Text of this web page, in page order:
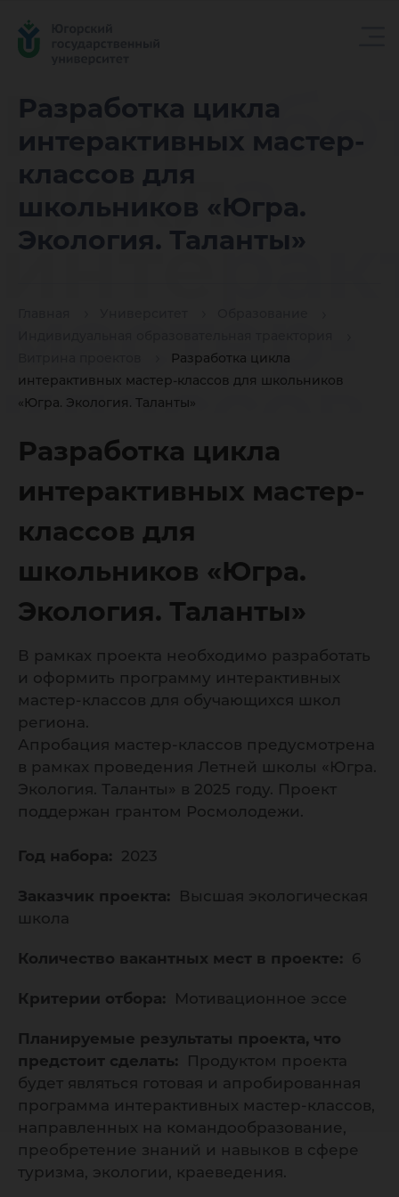
Разработка цикла
интерактивных мастер-
классов для
школьников «Югра.
Экология. Таланты»
Разработка цикла
интерактивных мастер-классов для школьников
«Югра. Экология. Таланты»
цикла
мастер-
«Югра.
Разработка цикла
интерактивных мастер-
классов для
школьников «Югра.
Экология. Таланты»
В рамках проекта необходимо разработать
и оформить программу интерактивных
мастер-классов для обучающихся школ
региона.
Апробация мастер-классов предусмотрена
в рамках проведения Летней школы «Югра.
Экология. Таланты» в 2025 году. Проект
поддержан грантом Росмолодежи.
Год набора: 2023
Заказчик проекта:
Высшая экологическая
школа
Количество вакантных мест в проекте: 6
Критерии отбора: Мотивационное эссе
Планируемые результаты проекта, что
предстоит сделать:
Продуктом проекта
будет являться готовая и апробированная
программа интерактивных мастер-классов,
направленных на командообразование,
преобретение знаний и навыков в сфере
туризма, экологии, краеведения.